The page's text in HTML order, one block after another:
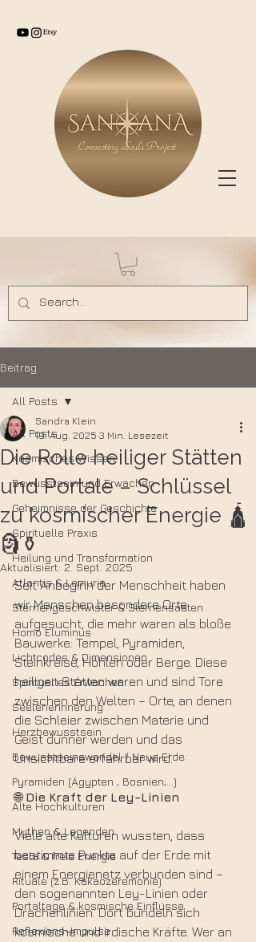
Beitrag
All Posts
Kosmisches Wissen
Bewusstsein und Erwachen
Geheimnisse der Geschichte
Spirituelle Praxis
Heilung und Transformation
Atlantis & Lemuria
Sternengeschwister & Sternensaaten
Homo Eluminus
Lichtcodes & Dimensionen
Spirituelles Erwachen
Seelenerinnerung
Herzbewusstsein
Bewusstseinswandel / Neue Erde
Pyramiden (Ägypten , Bosnien,...)
Alte Hochkulturen
Mythen & Legenden
Tesla & freie Energie
Rituale (z.B. Kakaozeremonie)
Portaltage & kosmische Einflüsse
Reflexions-Impulse
All Posts
Die Rolle heiliger Stätten
und Portale – Schlüssel
zu kosmischer Energie 🛕
🗿⚱️
Sandra Klein
19. Aug. 2025 3 Min. Lesezeit
Aktualisiert: 2. Sept. 2025
Seit Anbeginn der Menschheit haben
wir Menschen besondere Orte
aufgesucht, die mehr waren als bloße
Bauwerke: Tempel, Pyramiden,
Steinkreise, Höhlen oder Berge. Diese
heiligen Stätten waren und sind Tore
zwischen den Welten – Orte, an denen
die Schleier zwischen Materie und
Geist dünner werden und das
Unsichtbare erfahrbar wird.
🌐 Die Kraft der Ley-Linien
Viele alte Kulturen wussten, dass
bestimmte Punkte auf der Erde mit
einem Energienetz verbunden sind –
den sogenannten Ley-Linien oder
Drachenlinien. Dort bündeln sich
kosmische und irdische Kräfte. Wer an